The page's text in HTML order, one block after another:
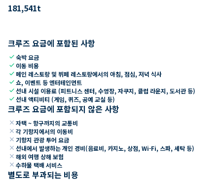
181,541t
크루즈 요금에 포함된 사항
check숙박 요금
check 이동 비용
check 메인 레스토랑 및 뷔페 레스토랑에서의 아침, 점심, 저녁 식사
check쇼, 이벤트 등 엔터테인먼트
check선내 시설 이용료 (피트니스 센터, 수영장, 자쿠지, 클럽 라운지, 도서관 등)
check선내 액티비티 (게임, 퀴즈, 공예 교실 등)
크루즈 요금에 포함되지 않은 사항
close 자택 ~ 항구까지의 교통비
close 각 기항지에서의 이동비
close 기항지 관광 투어 요금
close 선내에서 발생하는 개인 경비(음료비, 카지노, 상점, Wi-Fi, 스파, 세탁 등)
close 해외 여행 상해 보험
close 수하물 택배 서비스
별도로 부과되는 비용